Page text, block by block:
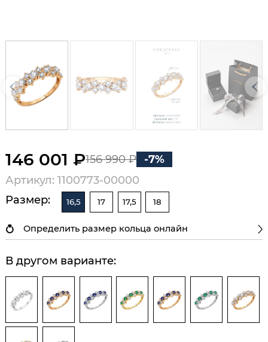
146 001 ₽156 990 ₽
-7%
Артикул: 1100773-00000
Размер:
16,5 17 17,5 18
Определить размер кольца онлайн
В другом варианте: